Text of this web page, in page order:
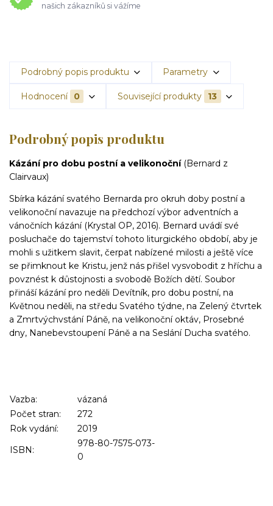
našich zákazníků si vážíme
Podrobný popis produktu Parametry
Hodnocení 0 Související produkty 13
Podrobný popis produktu
Kázání pro dobu postní a velikonoční (Bernard z
Clairvaux)
Sbírka kázání svatého Bernarda pro okruh doby postní a
velikonoční navazuje na předchozí výbor adventních a
vánočních kázání (Krystal OP, 2016). Bernard uvádí své
posluchače do tajemství tohoto liturgického období, aby je
mohli s užitkem slavit, čerpat nabízené milosti a ještě více
se přimknout ke Kristu, jenž nás přišel vysvobodit z hříchu a
povznést k důstojnosti a svobodě Božích dětí. Soubor
přináší kázání pro neděli Devítník, pro dobu postní, na
Květnou neděli, na středu Svatého týdne, na Zelený čtvrtek
a Zmrtvýchvstání Páně, na velikonoční oktáv, Prosebné
dny, Nanebevstoupení Páně a na Seslání Ducha svatého.
Vazba:
vázaná
Počet stran:
272
Rok vydání:
2019
ISBN:
978-80-7575-073-
0